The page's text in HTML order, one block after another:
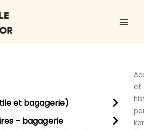
et bagagerie)
– bagagerie
et